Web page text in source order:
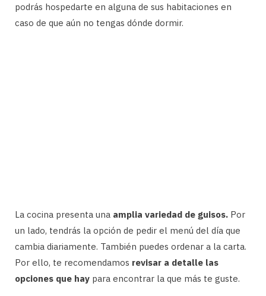
podrás hospedarte en alguna de sus habitaciones en
caso de que aún no tengas dónde dormir.
La cocina presenta una amplia variedad de guisos. Por
un lado, tendrás la opción de pedir el menú del día que
cambia diariamente. También puedes ordenar a la carta.
Por ello, te recomendamos revisar a detalle las
opciones que hay para encontrar la que más te guste.